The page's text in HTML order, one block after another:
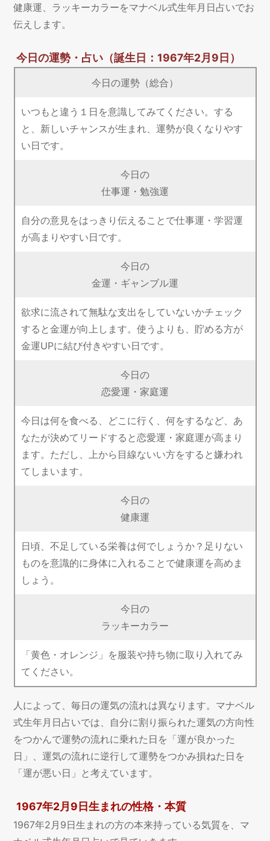
健康運、ラッキーカラーをマナベル式生年月日占いでお
伝えします。
今日の運勢・占い（誕生日：1967年2月9日）
今日の運勢（総合）
いつもと違う１日を意識してみてください。する
と、新しいチャンスが生まれ、運勢が良くなりやす
い日です。
今日の
仕事運・勉強運
自分の意見をはっきり伝えることで仕事運・学習運
が高まりやすい日です。
今日の
金運・ギャンブル運
欲求に流されて無駄な支出をしていないかチェック
すると金運が向上します。使うよりも、貯める方が
金運UPに結び付きやすい日です。
今日の
恋愛運・家庭運
今日は何を食べる、どこに行く、何をするなど、あ
なたが決めてリードすると恋愛運・家庭運が高まり
ます。ただし、上から目線ないい方をすると嫌われ
てしまいます。
今日の
健康運
日頃、不足している栄養は何でしょうか？足りない
ものを意識的に身体に入れることで健康運を高めま
しょう。
今日の
ラッキーカラー
「黄色・オレンジ」を服装や持ち物に取り入れてみ
てください。
人によって、毎日の運気の流れは異なります。マナベル
式生年月日占いでは、自分に割り振られた運気の方向性
をつかんで運勢の流れに乗れた日を「運が良かった
日」、運気の流れに逆行して運勢をつかみ損ねた日を
「運が悪い日」と考えています。
1967年2月9日生まれの性格・本質
1967年2月9日生まれの方の本来持っている気質を、マ